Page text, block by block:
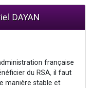
DAYAN
française
du RSA, il faut
manière stable et